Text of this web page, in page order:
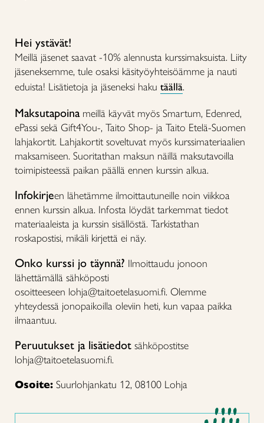
Hei ystävät!
Meillä jäsenet saavat -10% alennusta kurssimaksuista. Liity
jäseneksemme, tule osaksi käsityöyhteisöämme ja nauti
eduista! Lisätietoja ja jäseneksi haku täällä.
Maksutapoinameillä käyvät myös Smartum, Edenred,
ePassi sekä Gift4You-, Taito Shop- ja Taito Etelä-Suomen
lahjakortit. Lahjakortit soveltuvat myös kurssimateriaalien
maksamiseen. Suoritathan maksun näillä maksutavoilla
toimipisteessä paikan päällä ennen kurssin alkua.
Infokirjeen lähetämme ilmoittautuneille noin viikkoa
ennen kurssin alkua. Infosta löydät tarkemmat tiedot
materiaaleista ja kurssin sisällöstä. Tarkistathan
roskapostisi, mikäli kirjettä ei näy.
Onko kurssi jo täynnä? Ilmoittaudu jonoon
lähettämällä sähköposti
osoitteeseen lohja@taitoetelasuomi.fi. Olemme
yhteydessä jonopaikoilla oleviin heti, kun vapaa paikka
ilmaantuu.
Peruutukset ja lisätiedot sähköpostitse
lohja@taitoetelasuomi.fi.
Osoite: Suurlohjankatu 12, 08100 Lohja